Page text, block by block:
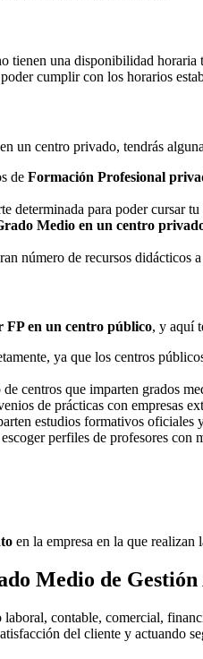
tienen una disponibilidad
cumplir con los horarios
un centro privado, tendrás
de Formación Profesional
determinada para poder cursar tu
Medio en un centro
número de recursos
FP en un centro público, y aquí
ya que los centros
centros que imparten grados
de prácticas con empresas
estudios formativos oficiales
perfiles de profesores
en la empresa en la que realizan
Medio de
contable, comercial,
del cliente y actuando